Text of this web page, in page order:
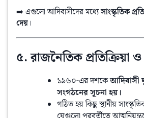
➡️ এগুলো আদিবাসীদের মধ্যে সাংস্কৃতিক
দেয়।
৫. রাজনৈতিক প্রতিক্রিয়া
১৯৬০-এর দশকেআদিবাসী
সংগঠনের সূচনা হয়।
গঠিত হয় কিছু স্থানীয়